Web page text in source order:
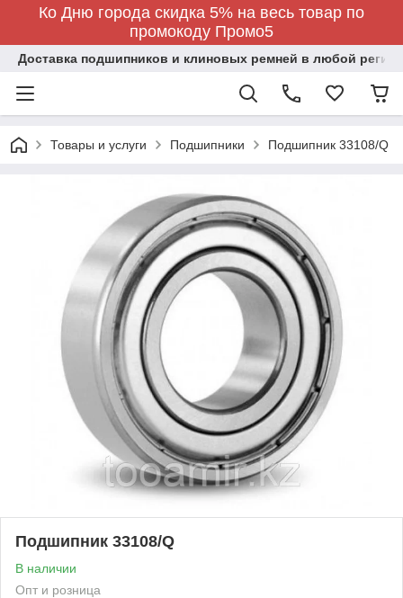
Ко Дню города скидка 5% на весь товар по
промокоду Промо5
Доставка подшипников и клиновых ремней в любой регион
Товары и услуги Подшипники Подшипник 33108/Q
Подшипник 33108/Q
В наличии
Опт и розница